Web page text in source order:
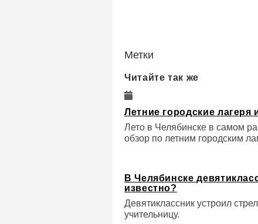
Метки
Читайте так же
Летние городские
Лето в Челябинске в самом
обзор по летним городским
В Челябинске
известно?
Девятиклассник устроил
учительницу.